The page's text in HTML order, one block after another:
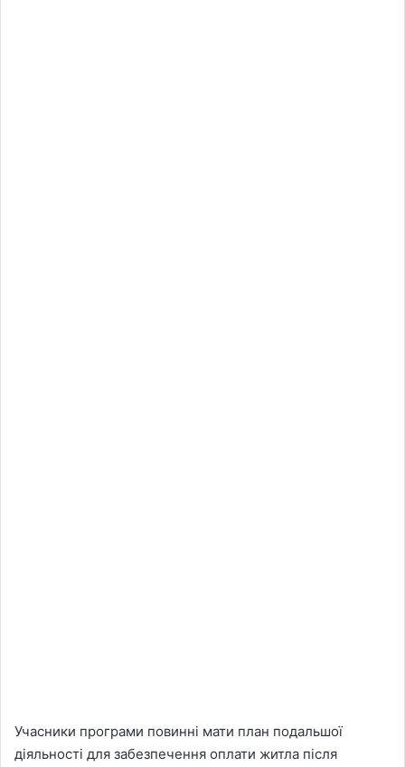
Учасники програми повинні мати план подальшої
діяльності для забезпечення оплати житла після